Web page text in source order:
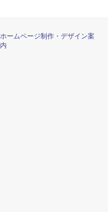
ホームページ制作・デザイン案
内